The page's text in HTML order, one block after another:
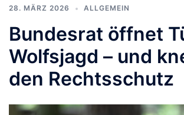
28. MÄRZ 2026 ALLGEMEIN
Bundesrat öffnet
Wolfsjagd – und
den Rechtsschutz